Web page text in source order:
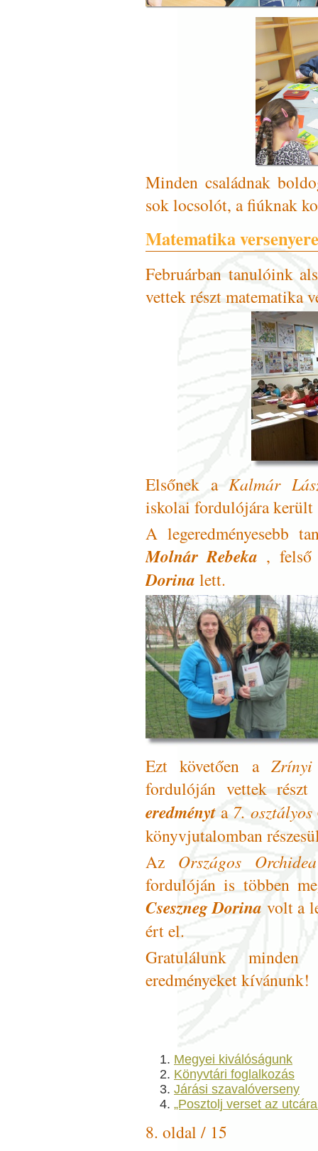
Minden családnak
sok locsolót, a fiúknak
Matematika
Februárban tanulóink
vettek részt matematika
Elsőnek aKalmár
iskolai fordulójára került
A legeredményesebb
Molnár Rebeka ,
Dorina lett.
Ezt követően a
fordulóján vettek
eredményt a 7. osztályos
könyvjutalomban
Az Országos
fordulóján is többen
Cseszneg Dorina volt a
ért el.
Gratulálunk
eredményeket kívánunk!
Megyei kiválóságunk
Könyvtári foglalkozás
Járási szavalóverseny
„Posztolj verset az
8. oldal / 15